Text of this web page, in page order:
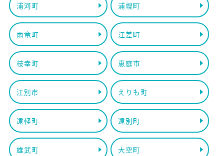
浦河町 浦幌町
雨竜町 江差町
枝幸町 恵庭市
江別市 えりも町
遠軽町 遠別町
雄武町 大空町